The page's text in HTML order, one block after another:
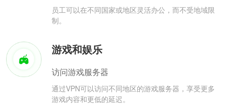
员工可以在不同国家或地区灵活办公，而不受地域限
制。
游戏和娱乐
访问游戏服务器
通过VPN可以访问不同地区的游戏服务器，享受更多
游戏内容和更低的延迟。